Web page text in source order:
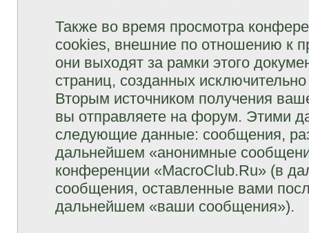
Также во время просмотра
cookies, внешние по отношению к
они выходят за рамки этого
страниц, созданных
Вторым источником получения
вы отправляете на форум. Этими
следующие данные: сообщения,
дальнейшем «анонимные
конференции «MacroClub.Ru» (в
сообщения, оставленные вами
дальнейшем «ваши сообщения»).